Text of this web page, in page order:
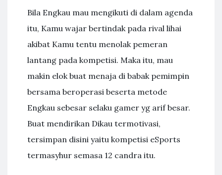
Bila Engkau mau mengikuti di dalam agenda
itu, Kamu wajar bertindak pada rival lihai
akibat Kamu tentu menolak pemeran
lantang pada kompetisi. Maka itu, mau
makin elok buat menaja di babak pemimpin
bersama beroperasi beserta metode
Engkau sebesar selaku gamer yg arif besar.
Buat mendirikan Dikau termotivasi,
tersimpan disini yaitu kompetisi eSports
termasyhur semasa 12 candra itu.